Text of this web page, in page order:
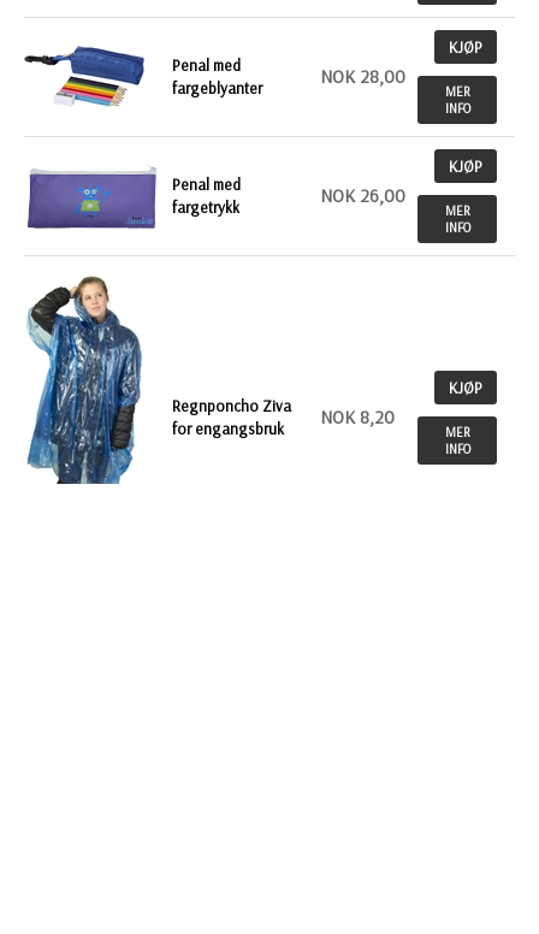
Penal med
fargeblyanter
NOK 28,00
KJØP
MER
INFO
Penal med
fargetrykk
NOK 26,00
KJØP
MER
INFO
Regnponcho Ziva
for engangsbruk
NOK 8,20
KJØP
MER
INFO